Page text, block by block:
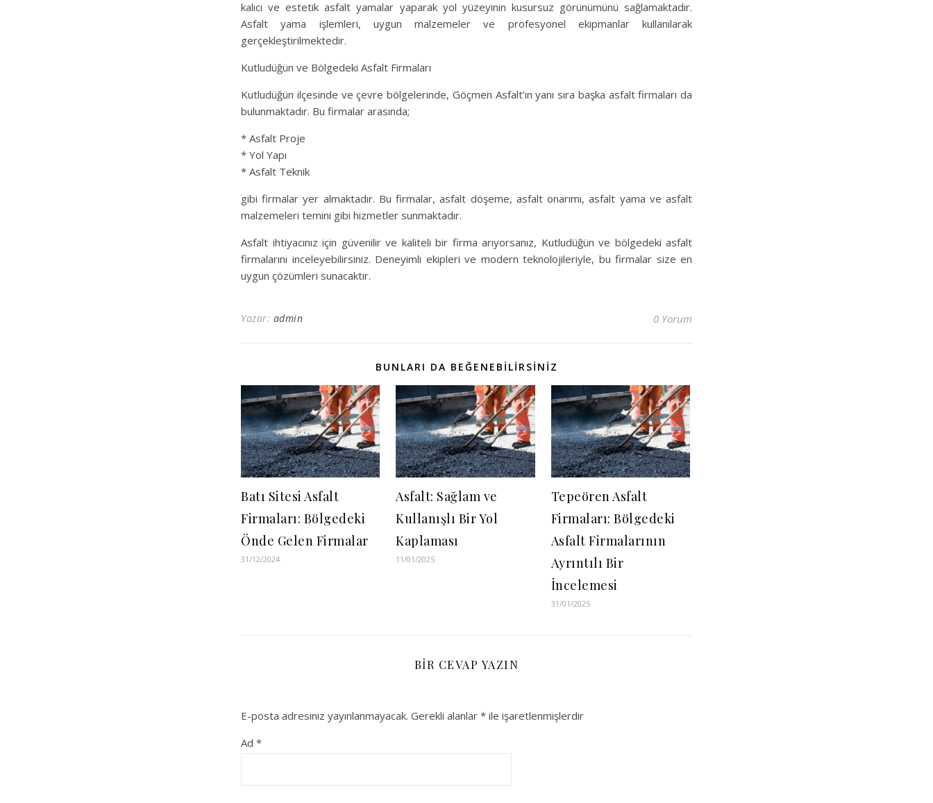
kalıcı ve estetik asfalt yamalar yaparak yol yüzeyinin kusursuz görünümünü sağlamaktadır.
Asfalt yama işlemleri, uygun malzemeler ve profesyonel ekipmanlar kullanılarak
gerçekleştirilmektedir.
Kutludüğün ve Bölgedeki Asfalt Firmaları
Kutludüğün ilçesinde ve çevre bölgelerinde, Göçmen Asfalt’ın yanı sıra başka asfalt firmaları da
bulunmaktadır. Bu firmalar arasında;
* Asfalt Proje
* Yol Yapı
* Asfalt Teknik
gibi firmalar yer almaktadır. Bu firmalar, asfalt döşeme, asfalt onarımı, asfalt yama ve asfalt
malzemeleri temini gibi hizmetler sunmaktadır.
Asfalt ihtiyacınız için güvenilir ve kaliteli bir firma arıyorsanız, Kutludüğün ve bölgedeki asfalt
firmalarını inceleyebilirsiniz. Deneyimli ekipleri ve modern teknolojileriyle, bu firmalar size en
uygun çözümleri sunacaktır.
Yazar: admin 0 Yorum
BUNLARI DA BEĞENEBILIRSINIZ
Batı Sitesi Asfalt
Firmaları: Bölgedeki
Önde Gelen Firmalar
31/12/2024
Asfalt: Sağlam ve
Kullanışlı Bir Yol
Kaplaması
11/01/2025
Tepeören Asfalt
Firmaları: Bölgedeki
Asfalt Firmalarının
Ayrıntılı Bir
İncelemesi
31/01/2025
BIR CEVAP YAZIN
E-posta adresiniz yayınlanmayacak. Gerekli alanlar * ile işaretlenmişlerdir
Ad *